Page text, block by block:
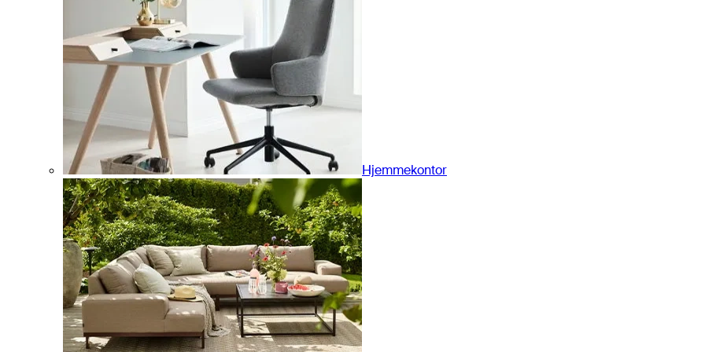
Hjemmekontor